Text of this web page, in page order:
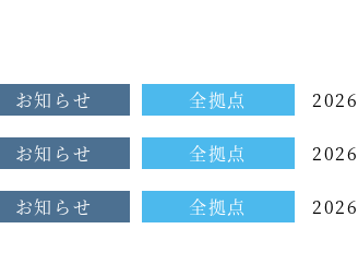
お知らせ 全拠点
お知らせ 全拠点
お知らせ
全拠点